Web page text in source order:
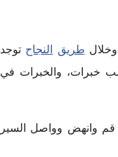
طريق النجاح توجد
خبرات، والخبرات في
وانهض وواصل السير